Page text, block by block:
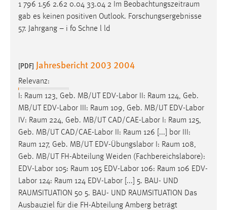
1 796 1.56 2.62 0.04 33.04 2 Im Beobachtungszeitraum
gab es keinen positiven Outlook. Forschungsergebnisse
57. Jahrgang – i fo Schne l ld
[PDF] Jahresbericht 2003 2004
Relevanz:
I: Raum 123, Geb. MB/UT EDV-Labor II: Raum 124, Geb.
MB/UT EDV-Labor III: Raum 109, Geb. MB/UT EDV-Labor
IV: Raum 224, Geb. MB/UT CAD/CAE-Labor I: Raum 125,
Geb. MB/UT CAD/CAE-Labor II: Raum 126 [...] bor III:
Raum 127, Geb. MB/UT EDV-Übungslabor I: Raum 108,
Geb. MB/UT FH-Abteilung Weiden (Fachbereichslabore):
EDV-Labor 105: Raum 105 EDV-Labor 106: Raum 106 EDV-
Labor 124: Raum 124 EDV-Labor [...] 5. BAU- UND
RAUMSITUATION 50 5. BAU- UND RAUMSITUATION Das
Ausbauziel für die FH-Abteilung Amberg beträgt